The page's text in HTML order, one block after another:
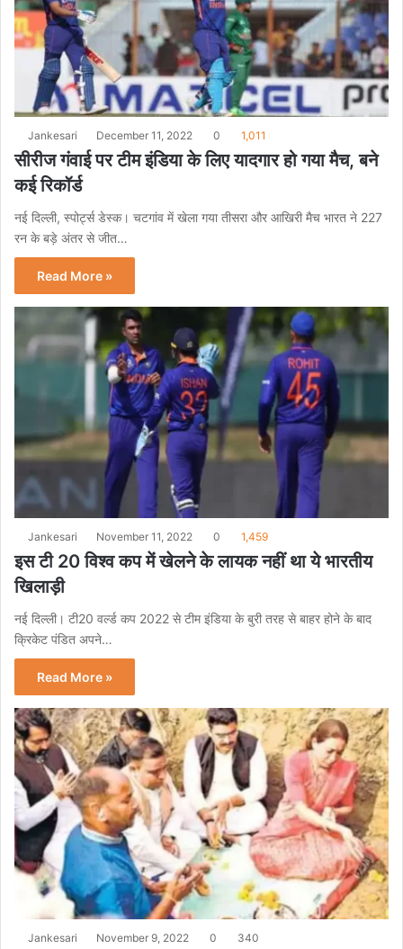
Jankesari December 11, 2022 0 1,011
सीरीज गंवाई पर टीम इंडिया के लिए यादगार हो गया मैच, बने
कई रिकॉर्ड
नई दिल्ली, स्पोर्ट्स डेस्क। चटगांव में खेला गया तीसरा और आखिरी मैच भारत ने 227
रन के बड़े अंतर से जीत…
Read More »
Jankesari November 11, 2022 0 1,459
इस टी 20 विश्व कप में खेलने के लायक नहीं था ये भारतीय
खिलाड़ी
नई दिल्ली। टी20 वर्ल्ड कप 2022 से टीम इंडिया के बुरी तरह से बाहर होने के बाद
क्रिकेट पंडित अपने…
Read More »
Jankesari November 9, 2022 0 340